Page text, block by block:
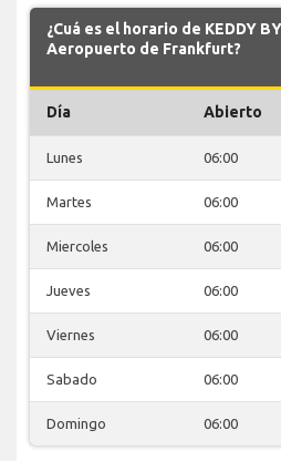
¿Cuá es el horario de KEDDY
Aeropuerto de Frankfurt?
Día Abierto
Lunes 06:00
Martes 06:00
Miercoles 06:00
Jueves 06:00
Viernes 06:00
Sabado 06:00
Domingo 06:00